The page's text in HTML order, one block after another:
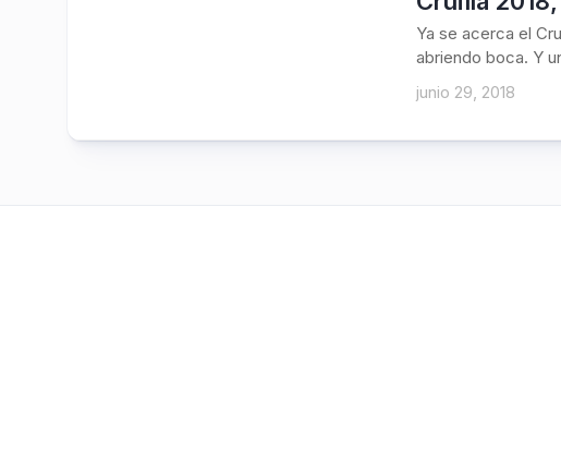
Ya se acerca el
abriendo boca. Y
junio 29, 2018